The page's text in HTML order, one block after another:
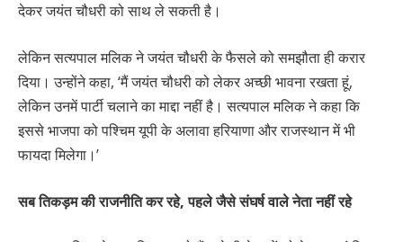
देकर जयंत चौधरी को साथ ले सकती है।
लेकिन सत्यपाल मलिक ने जयंत चौधरी के फैसले को समझौता ही करार
दिया। उन्होंने कहा, ‘मैं जयंत चौधरी को लेकर अच्छी भावना रखता हूं,
लेकिन उनमें पार्टी चलाने का माद्दा नहीं है। सत्यपाल मलिक ने कहा कि
इससे भाजपा को पश्चिम यूपी के अलावा हरियाणा और राजस्थान में भी
फायदा मिलेगा।’
सब तिकड़म की राजनीति कर रहे, पहले जैसे संघर्ष वाले नेता नहीं रहे